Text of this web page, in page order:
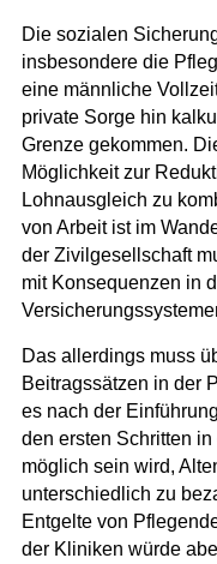
Die sozialen
insbesondere die
eine männliche
private Sorge hin
Grenze gekommen.
Möglichkeit zur
Lohnausgleich zu
von Arbeit ist im
der Zivilgesellschaft
mit Konsequenzen in
Das allerdings muss
Beitragssätzen in der
es nach der
den ersten Schritten
möglich sein wird,
unterschiedlich zu
Entgelte von
der Kliniken würde